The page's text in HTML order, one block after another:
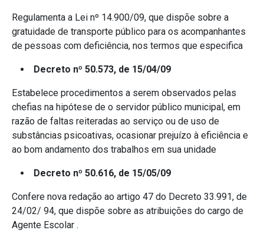
Regulamenta a Lei nº 14.900/09, que dispõe sobre a
gratuidade de transporte público para os acompanhantes
de pessoas com deficiência, nos termos que especifica
Decreto nº 50.573, de 15/04/09
Estabelece procedimentos a serem observados pelas
chefias na hipótese de o servidor público municipal, em
razão de faltas reiteradas ao serviço ou de uso de
substâncias psicoativas, ocasionar prejuízo à eficiência e
ao bom andamento dos trabalhos em sua unidade
Decreto nº 50.616, de 15/05/09
Confere nova redação ao artigo 47 do Decreto 33.991, de
24/02/ 94, que dispõe sobre as atribuições do cargo de
Agente Escolar .